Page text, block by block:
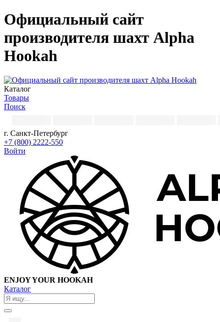
Официальный сайт
производителя шахт Alpha
Hookah
Каталог
Товары
Поиск
г. Санкт-Петербург
+7 (800) 2222-550
Войти
ENJOY YOUR HOOKAH
Каталог